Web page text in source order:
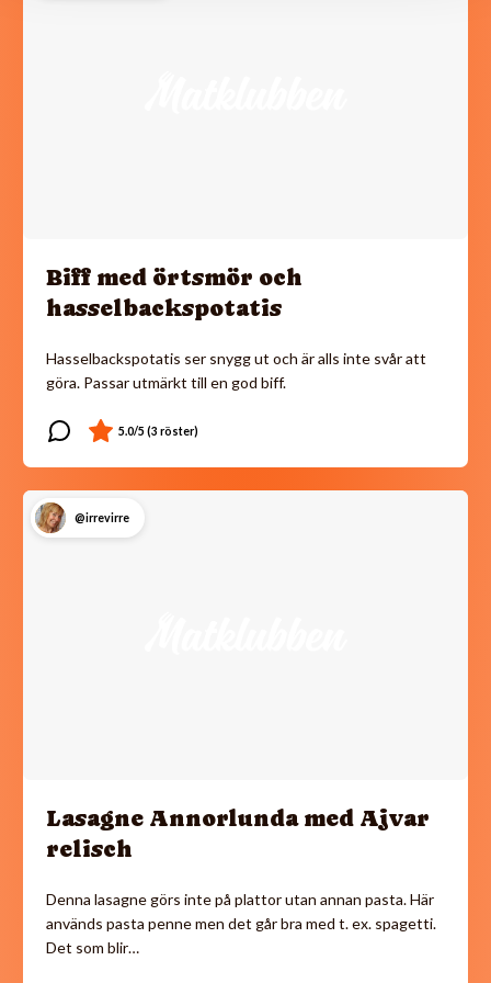
Biff med örtsmör och
hasselbackspotatis
Hasselbackspotatis ser snygg ut och är alls inte svår att
göra. Passar utmärkt till en god biff.
@irrevirre
Lasagne Annorlunda med Ajvar
relisch
Denna lasagne görs inte på plattor utan annan pasta. Här
används pasta penne men det går bra med t. ex. spagetti.
Det som blir…